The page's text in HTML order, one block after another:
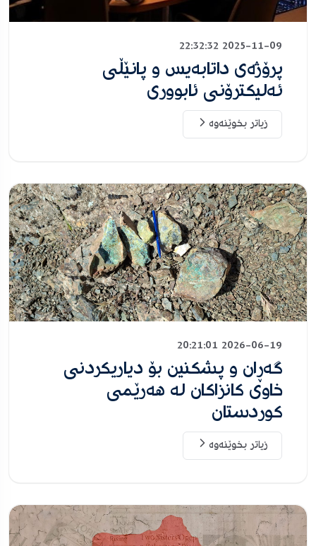
2025-11-09 22:32:32
پرۆژەی داتابەیس و پانێڵی
ئەلیکترۆنی ئابووری
زیاتر بخوێنەوە
2026-06-19 20:21:01
گەڕان و پشکنین بۆ دیاریکردنی
خاوی کانزاکان لە هەرێمی
کوردستان
زیاتر بخوێنەوە